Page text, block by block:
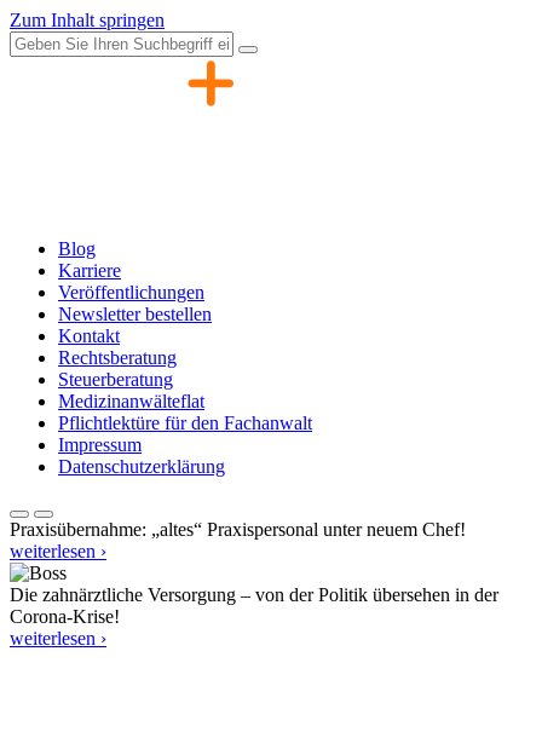
Zum Inhalt springen
Blog
Karriere
Veröffentlichungen
Newsletter bestellen
Kontakt
Rechtsberatung
Steuerberatung
Medizinanwälteflat
Pflichtlektüre für den Fachanwalt
Impressum
Datenschutzerklärung
Praxisübernahme: „altes“ Praxispersonal unter neuem Chef!
weiterlesen ›
Die zahnärztliche Versorgung – von der Politik übersehen in der
Corona-Krise!
weiterlesen ›